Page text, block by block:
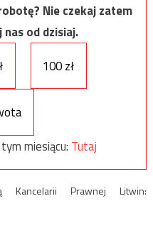
Nie czekaj zatem
od dzisiaj.
100 zł
miesiącu: Tutaj
Kancelarii Prawnej Litwin: